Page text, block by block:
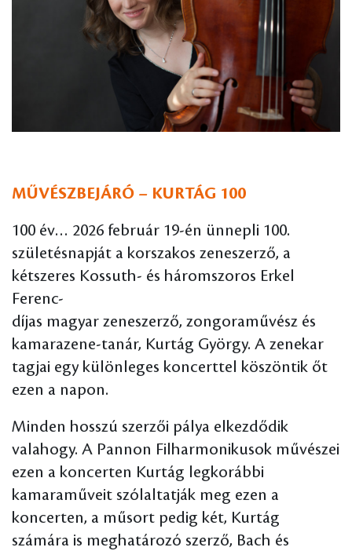
MŰVÉSZBEJÁRÓ – KURTÁG 100
100 év… 2026 február 19-én ünnepli 100.
születésnapját a korszakos zeneszerző, a
kétszeres Kossuth- és háromszoros Erkel
Ferenc-
díjas magyar zeneszerző, zongoraművész és
kamarazene-tanár, Kurtág György. A zenekar
tagjai egy különleges koncerttel köszöntik őt
ezen a napon.
Minden hosszú szerzői pálya elkezdődik
valahogy. A Pannon Filharmonikusok művészei
ezen a koncerten Kurtág legkorábbi
kamaraműveit szólaltatják meg ezen a
koncerten, a műsort pedig két, Kurtág
számára is meghatározó szerző, Bach és